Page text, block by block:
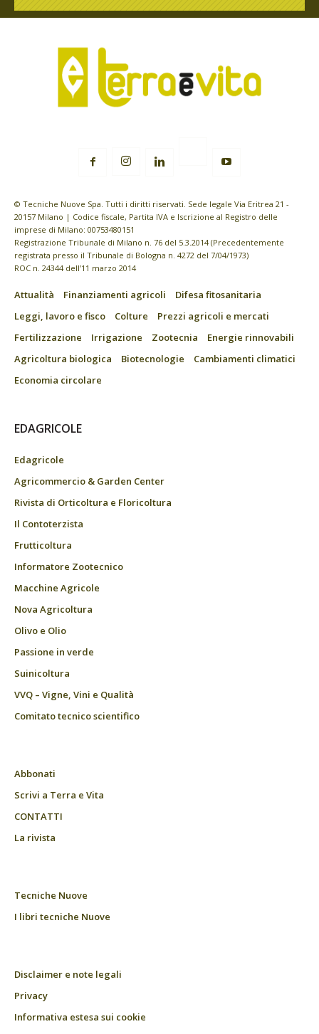
© Tecniche Nuove Spa. Tutti i diritti riservati. Sede legale Via Eritrea 21 -
20157 Milano | Codice fiscale, Partita IVA e Iscrizione al Registro delle
imprese di Milano: 00753480151
Registrazione Tribunale di Milano n. 76 del 5.3.2014 (Precedentemente
registrata presso il Tribunale di Bologna n. 4272 del 7/04/1973)
ROC n. 24344 dell’11 marzo 2014
Attualità Finanziamenti agricoli
Difesa fitosanitaria
Leggi, lavoro e fisco
Colture
Prezzi agricoli e mercati
Fertilizzazione
Irrigazione Zootecnia
Energie rinnovabili
Agricoltura biologica
Biotecnologie
Cambiamenti climatici
Economia circolare
EDAGRICOLE
Edagricole
Agricommercio & Garden Center
Rivista di Orticoltura e Floricoltura
Il Contoterzista
Frutticoltura
Informatore Zootecnico
Macchine Agricole
Nova Agricoltura
Olivo e Olio
Passione in verde
Suinicoltura
VVQ – Vigne, Vini e Qualità
Comitato tecnico scientifico
Abbonati
Scrivi a Terra e Vita
CONTATTI
La rivista
Tecniche Nuove
I libri tecniche Nuove
Disclaimer e note legali
Privacy
Informativa estesa sui cookie